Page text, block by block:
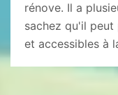
rénove. Il a
sachez qu'il
et accessibles à